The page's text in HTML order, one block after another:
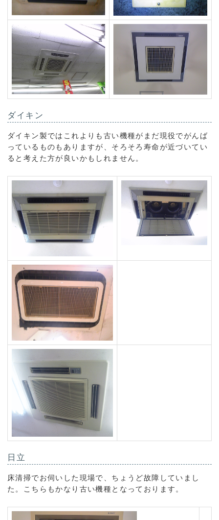
ダイキン
ダイキン製ではこれよりも古い機種がまだ現役でがんば
っているものもありますが、そろそろ寿命が近づいてい
ると考えた方が良いかもしれません。
日立
床清掃でお伺いした現場で、ちょうど故障していまし
た。こちらもかなり古い機種となっております。